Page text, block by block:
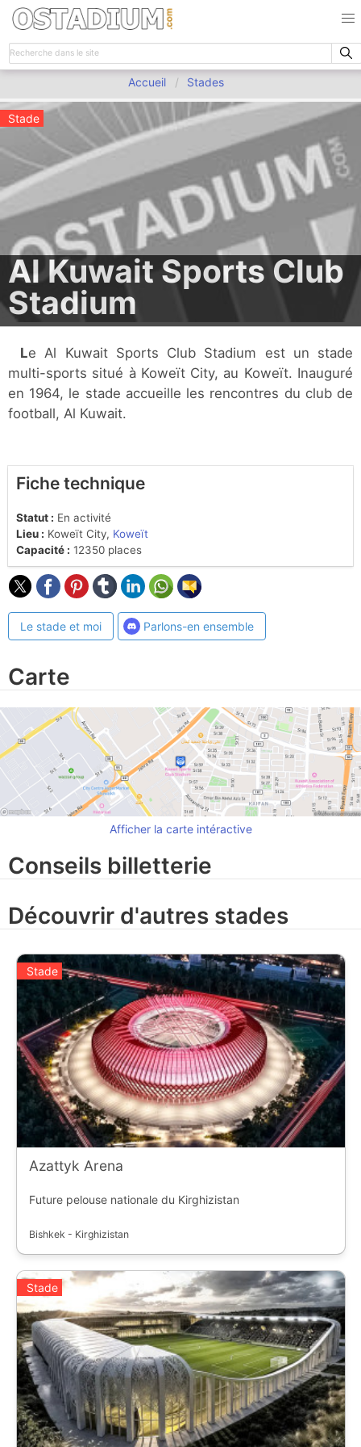
Accueil Stades
Stade
Al Kuwait Sports Club
Stadium
Le Al Kuwait Sports Club Stadium est un stade
multi-sports situé à Koweït City, au Koweït. Inauguré
en 1964, le stade accueille les rencontres du club de
football, Al Kuwait.
Fiche technique
Statut : En activité
Lieu : Koweït City, Koweït
Capacité : 12350 places
Le stade et moi Parlons-en ensemble
Carte
Afficher la carte intéractive
Conseils billetterie
Découvrir d'autres stades
Stade
Azattyk Arena
Future pelouse nationale du Kirghizistan
Bishkek - Kirghizistan
Stade